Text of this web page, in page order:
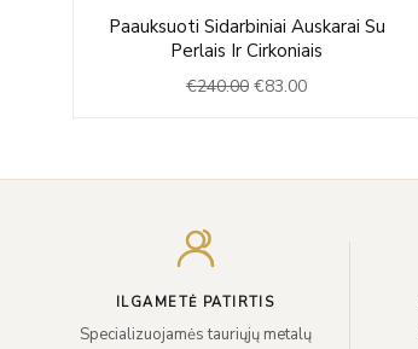
Paauksuoti Sidarbiniai Auskarai Su
Perlais Ir Cirkoniais
€240.00
price
€240.00.
€83.00
price
€83.00.
ILGAMETĖ PATIRTIS
Specializuojamės tauriųjų metalų